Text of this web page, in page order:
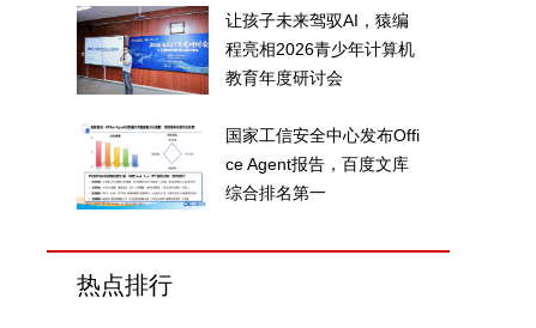
让孩子未来驾驭AI，猿编
程亮相2026青少年计算机
教育年度研讨会
国家工信安全中心发布Offi
ce Agent报告，百度文库
综合排名第一
热点排行